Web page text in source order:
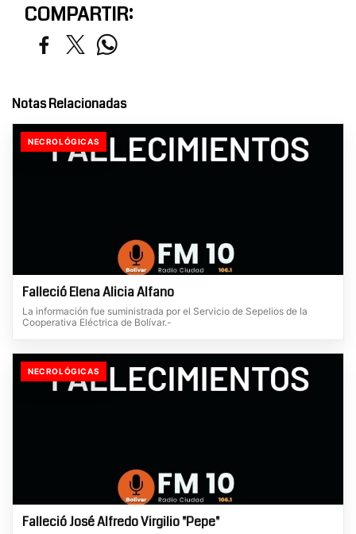
COMPARTIR:
Notas Relacionadas
NECROLÓGICAS
Falleció Elena Alicia Alfano
La información fue suministrada por el Servicio de Sepelios de la
Cooperativa Eléctrica de Bolívar.-
NECROLÓGICAS
Falleció José Alfredo Virgilio "Pepe"